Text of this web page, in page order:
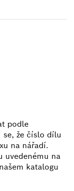
podle
že číslo dílu
na nářadí.
uvedenému na
katalogu